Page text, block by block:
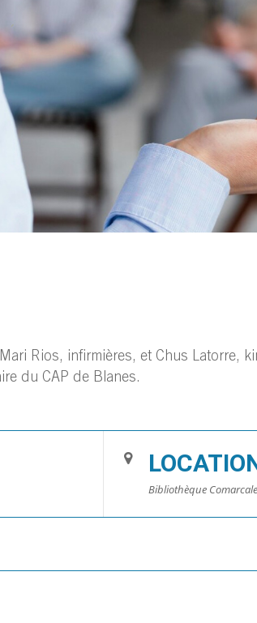
Rios, infirmières, et Chus Latorre,
du CAP de Blanes.
Bibliothèque Comarcale